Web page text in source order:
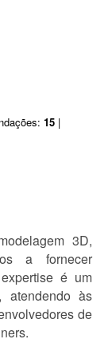
15 |
3D,
a fornecer
é um
atendendo às
de